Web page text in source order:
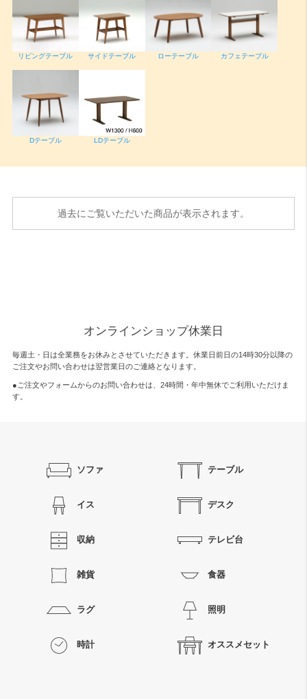
リビングテーブル サイドテーブル ローテーブル カフェテーブル
Dテーブル LDテーブル
過去にご覧いただいた商品が表示されます。
オンラインショップ休業日
毎週土・日は全業務をお休みとさせていただきます。休業日前日の14時30分以降の
ご注文やお問い合わせは翌営業日のご連絡となります。
●ご注文やフォームからのお問い合わせは、 24時間・年中無休でご利用いただけま
す。
ソファ テーブル
イス デスク
収納 テレビ台
雑貨 食器
ラグ 照明
時計 オススメセット